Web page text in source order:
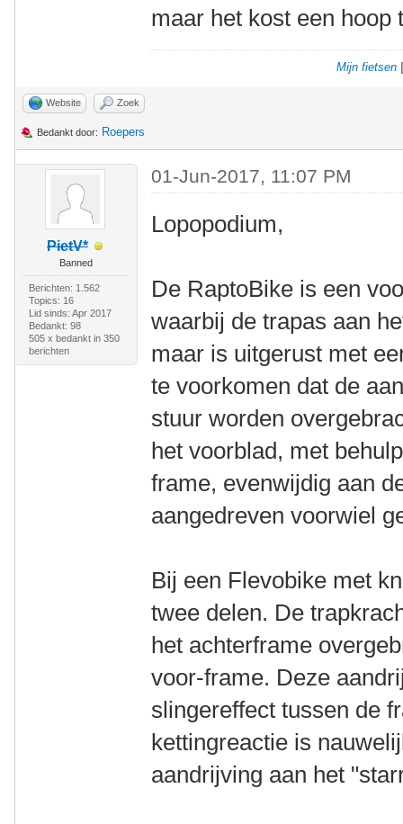
maar het kost een hoop
Mijn fietsen
Website Zoek
Bedankt door: Roepers
PietV*
Banned
Berichten: 1.562
Topics: 16
Lid sinds: Apr 2017
Bedankt: 98
505 x bedankt in 350
berichten
01-Jun-2017, 11:07 PM
Lopopodium,
De RaptoBike is een
waarbij de trapas aan
maar is uitgerust met
te voorkomen dat de
stuur worden
het voorblad, met
frame, evenwijdig aan
aangedreven voorwiel
Bij een Flevobike met
twee delen. De
het achterframe
voor-frame. Deze
slingereffect tussen de
kettingreactie is
aandrijving aan het